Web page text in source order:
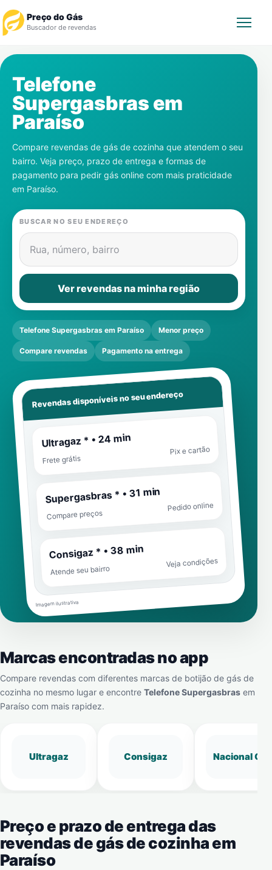
Preço do Gás
Buscador de revendas
Revendedor
Notícias
Cadastre-se
Gás
Contatos
Telefone
Supergasbras em
Paraíso
Compare revendas de gás de cozinha que atendem o seu
bairro. Veja preço, prazo de entrega e formas de
pagamento para pedir gás online com mais praticidade
em Paraíso.
BUSCAR NO SEU ENDEREÇO
Rua, número, bairro
Ver revendas na minha região
Telefone Supergasbras em Paraíso Menor preço
Compare revendas Pagamento na entrega
Revendas disponíveis no seu endereço
Ultragaz * • 24 min
Frete grátis
Pix e cartão
Supergasbras * • 31 min
Compare preços
Pedido online
Consigaz * • 38 min
Atende seu bairro
Veja condições
Imagem ilustrativa
Marcas encontradas no app
Compare revendas com diferentes marcas de botijão de gás de
cozinha no mesmo lugar e encontre Telefone Supergasbras em
Paraíso com mais rapidez.
Ultragaz Consigaz Nacional Gás
Preço e prazo de entrega das
revendas de gás de cozinha em
Paraíso